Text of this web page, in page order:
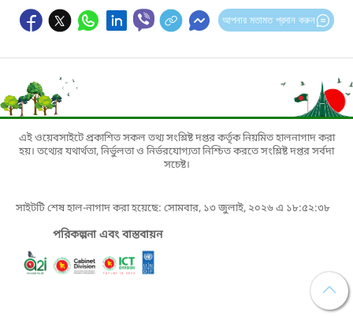
আপনার মতামত প্রদান করুন
এই ওয়েবসাইটে প্রকাশিত সকল তথ্য সংশ্লিষ্ট দপ্তর কর্তৃক নিয়মিত হালনাগাদ করা
হয়। তথ্যের যথার্থতা, নির্ভুলতা ও নির্ভরযোগ্যতা নিশ্চিত করতে সংশ্লিষ্ট দপ্তর সর্বদা
সচেষ্ট।
সাইটটি শেষ হাল-নাগাদ করা হয়েছে: সোমবার, ১৩ জুলাই, ২০২৬ এ ১৮:৫২:৩৮
পরিকল্পনা এবং বাস্তবায়ন